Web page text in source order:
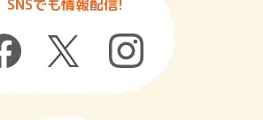
SNSでも情報配信!